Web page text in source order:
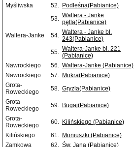
Myśliwska
52. Podleśna(Pabianice)
53. Waltera - Janke
pętla(Pabianice)
Waltera-Janke
54. Waltera - Janke bl.
243(Pabianice)
55. Waltera-Janke bl. 221
(Pabianice)
Nawrockiego
56. Waltera-Janke (Pabianice)
Nawrockiego
57. Mokra(Pabianice)
Grota-
Roweckiego
58. Gryzla(Pabianice)
Grota-
Roweckiego
59. Bugaj(Pabianice)
Grota-
Roweckiego
60. Kilińskiego (Pabianice)
Kilińskiego
61. Moniuszki (Pabianice)
Zamkowa
62. Św. Jana (Pabianice)